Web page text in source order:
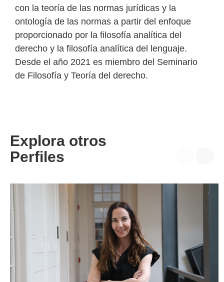
con la teoría de las normas jurídicas y la
ontología de las normas a partir del enfoque
proporcionado por la filosofía analítica del
derecho y la filosofía analítica del lenguaje.
Desde el año 2021 es miembro del Seminario
de Filosofía y Teoría del derecho.
Explora otros
Perfiles